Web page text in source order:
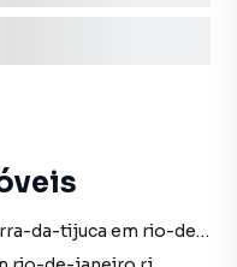
Imóveis para alugar no bairro barra-da-tijuca em rio-de-janeiro rj